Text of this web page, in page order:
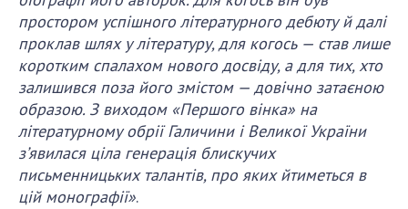
КАБІНЕТ
простором успішного літературного дебюту й далі
проклав шлях у літературу, для когось — став лише
коротким спалахом нового досвіду, а для тих, хто
залишився поза його змістом — довічно затаєною
образою. З виходом «Першого вінка» на
літературному обрії Галичини і Великої України
з’явилася ціла генерація блискучих
письменницьких талантів, про яких йтиметься в
цій монографії».